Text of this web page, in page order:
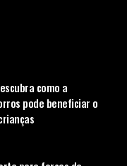
como a
pode beneficiar o